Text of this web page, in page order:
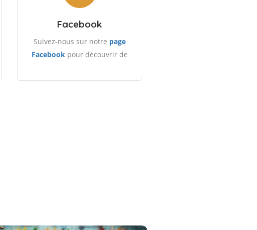
Facebook
Suivez-nous sur notre page
Facebook pour découvrir de
nouveaux articles et partager
avec notre communauté.